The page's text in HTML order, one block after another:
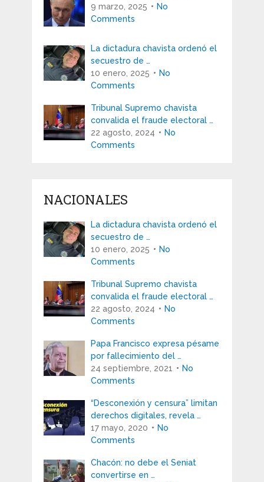
9 marzo, 2025
No
Comments
La dictadura chavista ordenó el
secuestro de …
10 enero, 2025
No
Comments
Tribunal Supremo chavista
convalida el fraude electoral …
22 agosto, 2024
No
Comments
NACIONALES
La dictadura chavista ordenó el
secuestro de …
10 enero, 2025
No
Comments
Tribunal Supremo chavista
convalida el fraude electoral …
22 agosto, 2024
No
Comments
Papa Francisco expresa pésame
por fallecimiento del …
24 septiembre, 2021
No
Comments
“Desconexión y censura” limitan
derechos digitales, revela …
17 mayo, 2020
No
Comments
Chacón: no debe el Seniat
convertirse en …